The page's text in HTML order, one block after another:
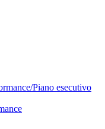
Piano esecutivo